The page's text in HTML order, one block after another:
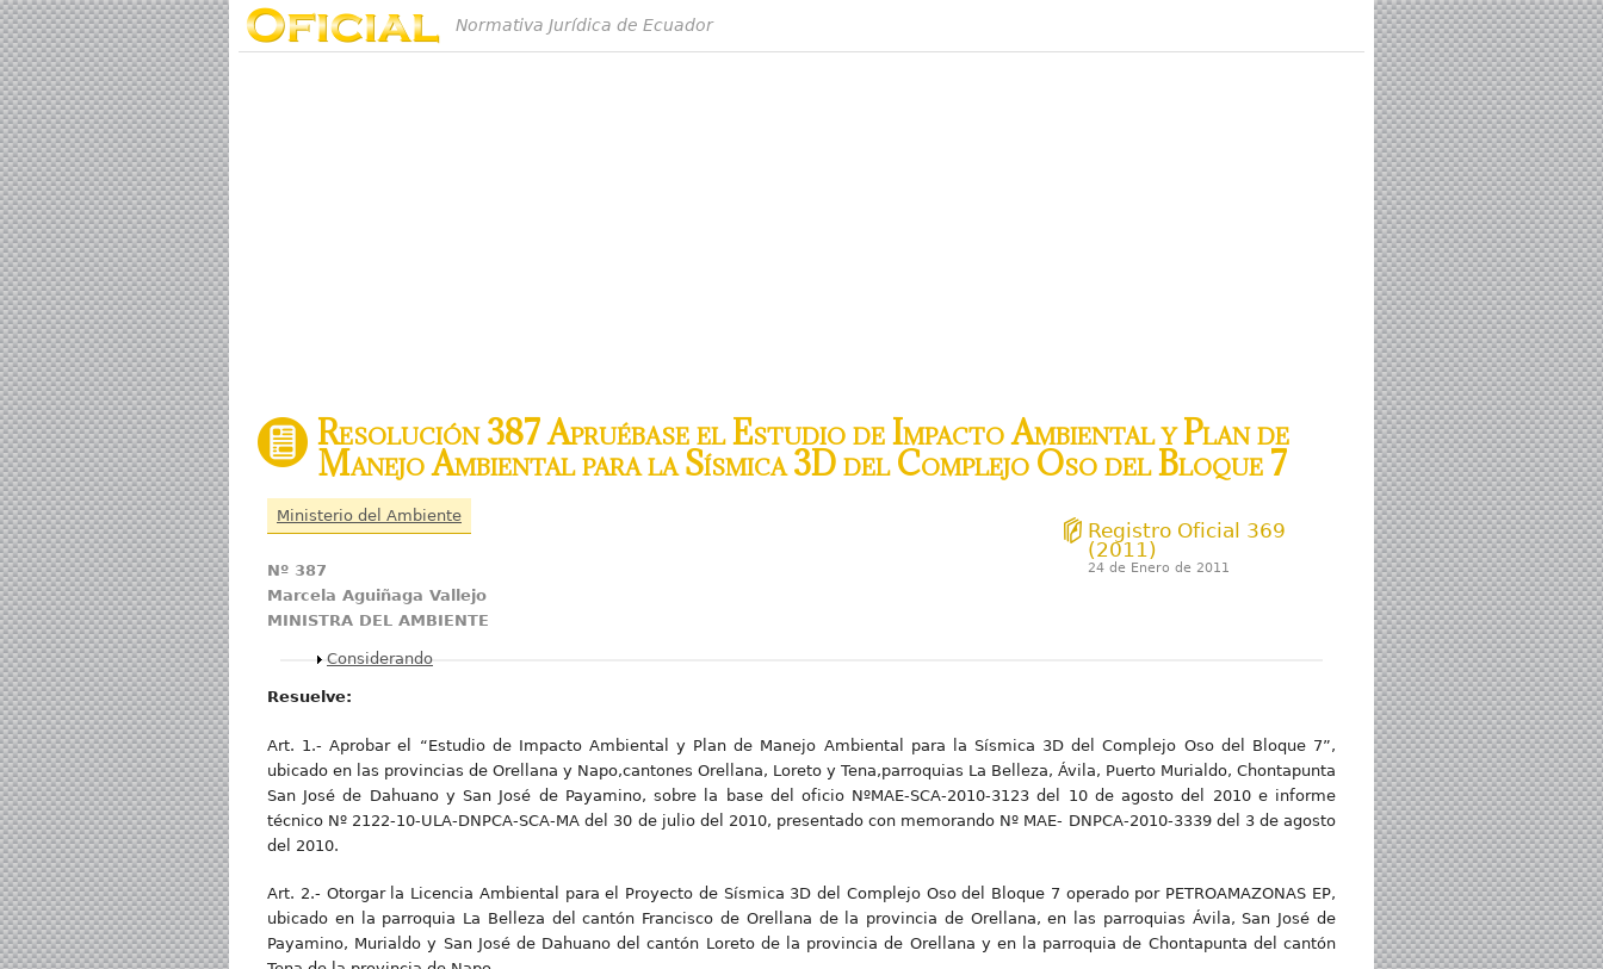
Normativa Jurídica de Ecuador
Resolución 387 Apruébase el Estudio de Impacto Ambiental y Plan de
Manejo Ambiental para la Sísmica 3D del Complejo Oso del Bloque 7
Ministerio del Ambiente
Registro Oficial 369
(2011)
24 de Enero de 2011
Nº 387
Marcela Aguiñaga Vallejo
MINISTRA DEL AMBIENTE
Mostrar
Considerando
Resuelve:
Art. 1.- Aprobar el “Estudio de Impacto Ambiental y Plan de Manejo Ambiental para la Sísmica 3D del Complejo Oso del Bloque 7”,
ubicado en las provincias de Orellana y Napo,cantones Orellana, Loreto y Tena,parroquias La Belleza, Ávila, Puerto Murialdo, Chontapunta
San José de Dahuano y San José de Payamino, sobre la base del oficio NºMAE-SCA-2010-3123 del 10 de agosto del 2010 e informe
técnico Nº 2122-10-ULA-DNPCA-SCA-MA del 30 de julio del 2010, presentado con memorando Nº MAE- DNPCA-2010-3339 del 3 de agosto
del 2010.
Art. 2.- Otorgar la Licencia Ambiental para el Proyecto de Sísmica 3D del Complejo Oso del Bloque 7 operado por PETROAMAZONAS EP,
ubicado en la parroquia La Belleza del cantón Francisco de Orellana de la provincia de Orellana, en las parroquias Ávila, San José de
Payamino, Murialdo y San José de Dahuano del cantón Loreto de la provincia de Orellana y en la parroquia de Chontapunta del cantón